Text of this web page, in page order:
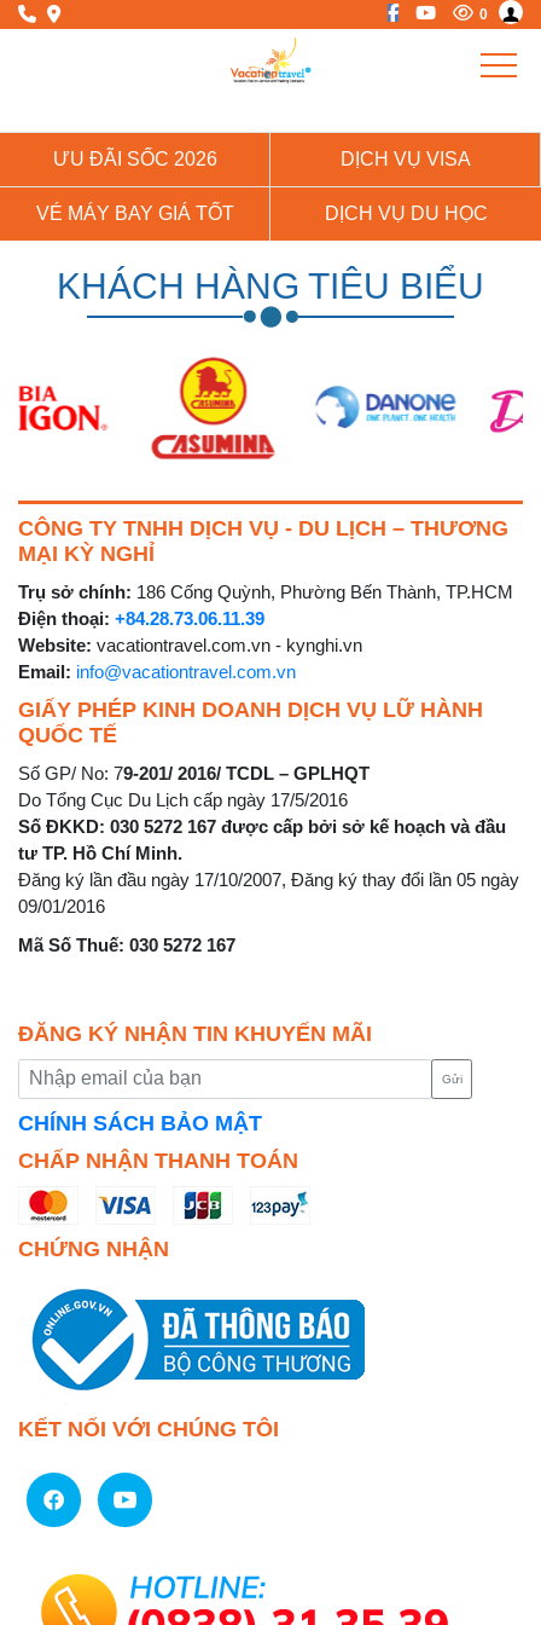
0
ƯU ĐÃI SỐC 2026 DỊCH VỤ VISA
VÉ MÁY BAY GIÁ TỐT DỊCH VỤ DU HỌC
KHÁCH HÀNG TIÊU BIỂU
CÔNG TY TNHH DỊCH VỤ - DU LỊCH – THƯƠNG
MẠI KỲ NGHỈ
Trụ sở chính: 186 Cống Quỳnh, Phường Bến Thành, TP.HCM
Điện thoại: +84.28.73.06.11.39
Website: vacationtravel.com.vn - kynghi.vn
Email: info@vacationtravel.com.vn
GIẤY PHÉP KINH DOANH DỊCH VỤ LỮ HÀNH
QUỐC TẾ
Số GP/ No: 79-201/ 2016/ TCDL – GPLHQT
Do Tổng Cục Du Lịch cấp ngày 17/5/2016
Số ĐKKD: 030 5272 167 được cấp bởi sở kế hoạch và đầu
tư TP. Hồ Chí Minh.
Đăng ký lần đầu ngày 17/10/2007, Đăng ký thay đổi lần 05 ngày
09/01/2016
Mã Số Thuế: 030 5272 167
ĐĂNG KÝ NHẬN TIN KHUYẾN MÃI
Gửi
CHÍNH SÁCH BẢO MẬT
CHẤP NHẬN THANH TOÁN
CHỨNG NHẬN
KẾT NỐI VỚI CHÚNG TÔI